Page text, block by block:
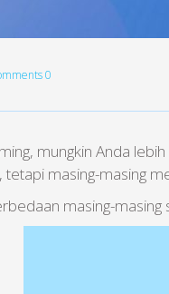
0
mungkin Anda
masing-masing
masing-